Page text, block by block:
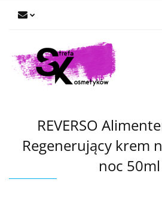
REVERSO
Regenerujący krem
noc 50ml